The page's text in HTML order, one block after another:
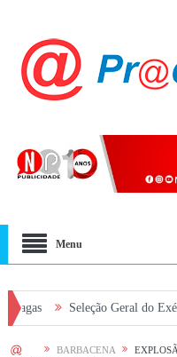
Menu
Seleção Geral do Exército
HOME BARBACENA